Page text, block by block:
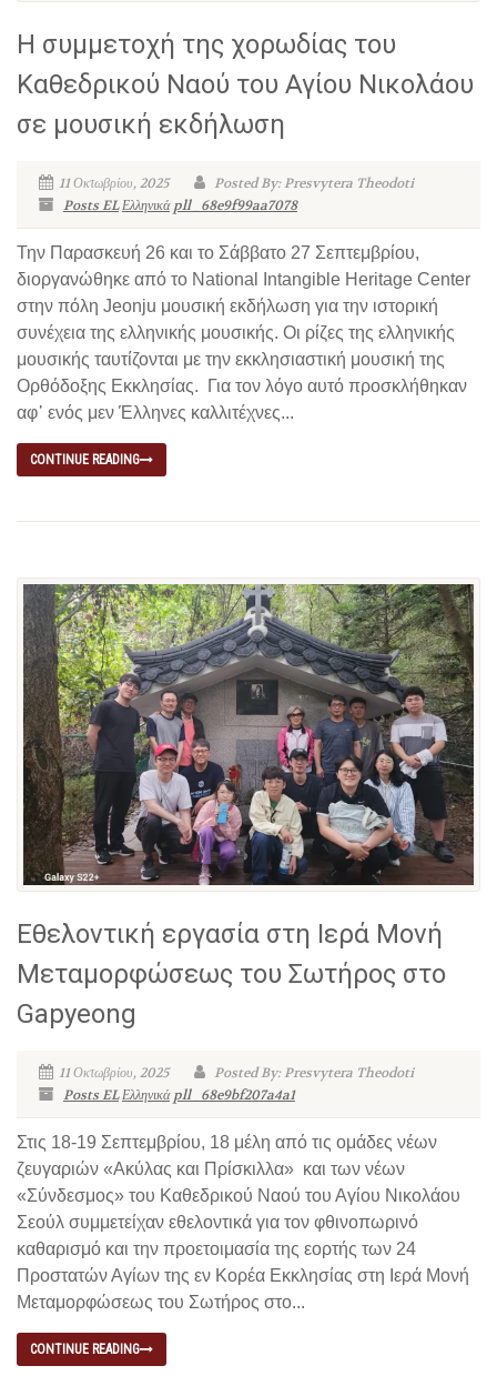
Η συμμετοχή της χορωδίας του
Καθεδρικού Ναού του Αγίου Νικολάου
σε μουσική εκδήλωση
11 Οκτωβρίου, 2025
Posted By: Presvytera Theodoti
Posts ELΕλληνικά pll_68e9f99aa7078
Την Παρασκευή 26 και το Σάββατο 27 Σεπτεμβρίου,
διοργανώθηκε από το National Intangible Heritage Center
στην πόλη Jeonju μουσική εκδήλωση για την ιστορική
συνέχεια της ελληνικής μουσικής. Οι ρίζες της ελληνικής
μουσικής ταυτίζονται με την εκκλησιαστική μουσική της
Ορθόδοξης Εκκλησίας. Για τον λόγο αυτό προσκλήθηκαν
αφ᾽ ενός μεν Έλληνες καλλιτέχνες...
CONTINUE READING
Εθελοντική εργασία στη Ιερά Μονή
Μεταμορφώσεως του Σωτήρος στο
Gapyeong
11 Οκτωβρίου, 2025
Posted By: Presvytera Theodoti
Posts ELΕλληνικά pll_68e9bf207a4a1
Στις 18-19 Σεπτεμβρίου, 18 μέλη από τις ομάδες νέων
ζευγαριών «Ακύλας και Πρίσκιλλα» και των νέων
«Σύνδεσμος» του Καθεδρικού Ναού του Αγίου Νικολάου
Σεούλ συμμετείχαν εθελοντικά για τον φθινοπωρινό
καθαρισμό και την προετοιμασία της εορτής των 24
Προστατών Αγίων της εν Κορέα Εκκλησίας στη Ιερά Μονή
Μεταμορφώσεως του Σωτήρος στο...
CONTINUE READING